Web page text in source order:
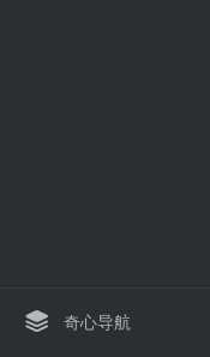
奇心导航